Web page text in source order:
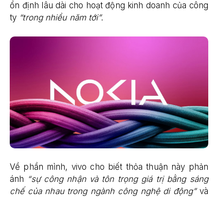
ổn định lâu dài cho hoạt động kinh doanh của công
ty “trong nhiều năm tới”.
Về phần mình, vivo cho biết thỏa thuận này phản
ánh “sự công nhận và tôn trọng giá trị bằng sáng
chế của nhau trong ngành công nghệ di động”và